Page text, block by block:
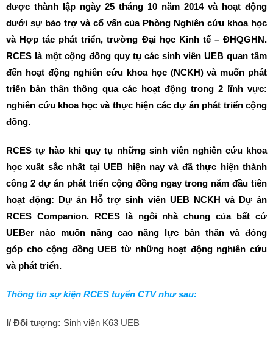
được thành lập ngày 25 tháng 10 năm 2014 và hoạt động
dưới sự bảo trợ và cố vấn của Phòng Nghiên cứu khoa học
và Hợp tác phát triển, trường Đại học Kinh tế – ĐHQGHN.
RCES là một cộng đồng quy tụ các sinh viên UEB quan tâm
đến hoạt động nghiên cứu khoa học (NCKH) và muốn phát
triển bản thân thông qua các hoạt động trong 2 lĩnh vực:
nghiên cứu khoa học và thực hiện các dự án phát triển cộng
đồng.
RCES tự hào khi quy tụ những sinh viên nghiên cứu khoa
học xuất sắc nhất tại UEB hiện nay và đã thực hiện thành
công 2 dự án phát triển cộng đồng ngay trong năm đầu tiên
hoạt động: Dự án Hỗ trợ sinh viên UEB NCKH và Dự án
RCES Companion. RCES là ngôi nhà chung của bất cứ
UEBer nào muốn nâng cao năng lực bản thân và đóng
góp cho cộng đồng UEB từ những hoạt động nghiên cứu
và phát triển.
Thông tin sự kiện RCES tuyển CTV như sau:
I/ Đối tượng: Sinh viên K63 UEB